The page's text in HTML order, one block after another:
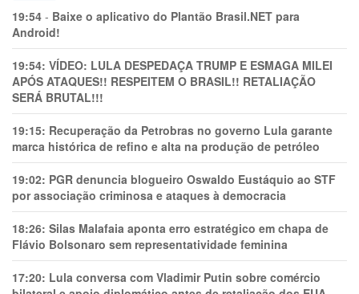
19:54 - Baixe o aplicativo do Plantão Brasil.NET para
Android!
19:54: VÍDEO: LULA DESPEDAÇA TRUMP E ESMAGA MILEI
APÓS ATAQUES!! RESPEITEM O BRASIL!! RETALIAÇÃO
SERÁ BRUTAL!!!
19:15: Recuperação da Petrobras no governo Lula garante
marca histórica de refino e alta na produção de petróleo
19:02: PGR denuncia blogueiro Oswaldo Eustáquio ao STF
por associação criminosa e ataques à democracia
18:26: Silas Malafaia aponta erro estratégico em chapa de
Flávio Bolsonaro sem representatividade feminina
17:20: Lula conversa com Vladimir Putin sobre comércio